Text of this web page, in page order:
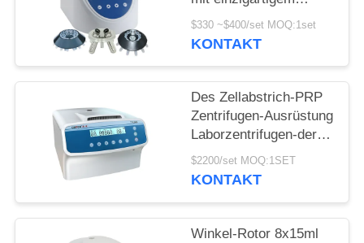
Stoßdämpfer
$330 ~$400/set MOQ:1set
KONTAKT
Des Zellabstrich-PRP
Zentrifugen-Ausrüstung
Laborzentrifugen-der
Maschinen-3000r/min
$2200/set MOQ:1SET
KONTAKT
Winkel-Rotor 8x15ml